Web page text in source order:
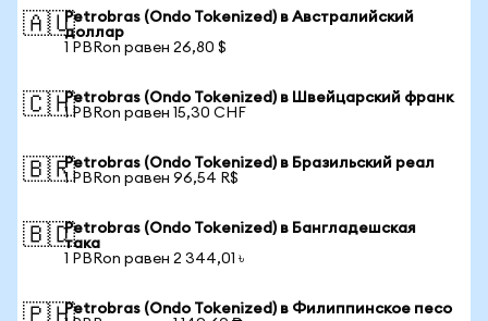
🇦🇺Petrobras (Ondo Tokenized) в Австралийский
доллар
1 PBRon равен 26,80 $
🇨🇭Petrobras (Ondo Tokenized) в Швейцарский франк
1 PBRon равен 15,30 CHF
🇧🇷Petrobras (Ondo Tokenized) в Бразильский реал
1 PBRon равен 96,54 R$
🇧🇩Petrobras (Ondo Tokenized) в Бангладешская
така
1 PBRon равен 2 344,01 ৳
Petrobras (Ondo Tokenized) в Филиппинское песо